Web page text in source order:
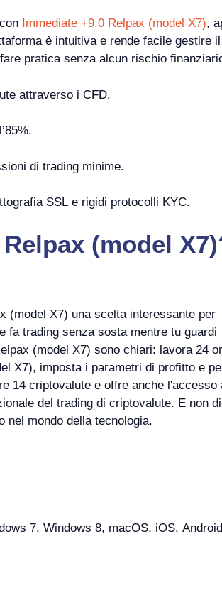
Immediate +9.0 Relpax (model X7),
è intuitiva e rende facile
pratica senza alcun rischio
attraverso i CFD.
di trading minime.
SSL e rigidi protocolli KYC.
(model
(model X7) una scelta interessante per
fa trading senza sosta mentre tu guardi
(model X7) sono chiari: lavora 24
X7), imposta i parametri di profitto e
14 criptovalute e offre anche
del trading di criptovalute. E non
nel mondo della tecnologia.
7, Windows 8, macOS, iOS,